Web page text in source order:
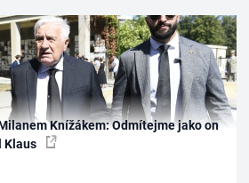
Knížákem: Odmítejme jako on
Klaus